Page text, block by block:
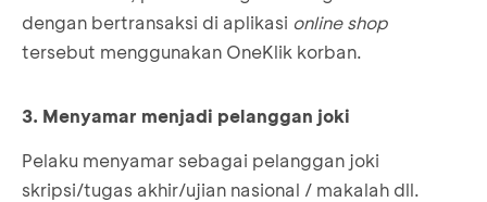
dengan bertransaksi di aplikasi online shop
tersebut menggunakan OneKlik korban.
3. Menyamar menjadi pelanggan joki
Pelaku menyamar sebagai pelanggan joki
skripsi/tugas akhir/ujian nasional / makalah dll.